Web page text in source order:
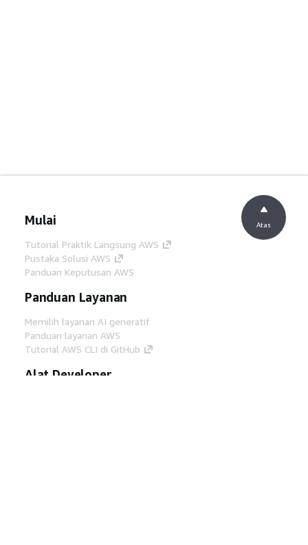
Mulai
Tutorial Praktik Langsung AWS
Pustaka Solusi AWS
Panduan Keputusan AWS
Panduan Layanan
Memilih layanan AI generatif
Panduan layanan AWS
Tutorial AWS CLI di GitHub
Alat Developer
Atas